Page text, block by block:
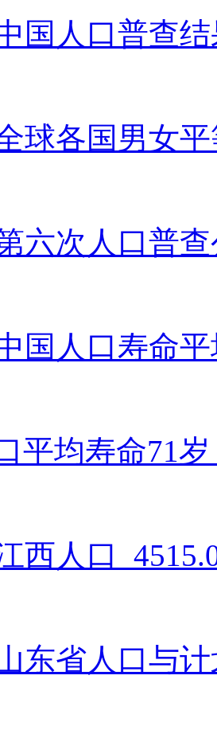
国人口普查
球各国男女
六次人口普
国人口寿命
平均寿命71
西人口
东省人口与